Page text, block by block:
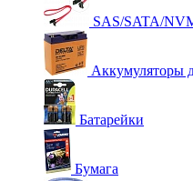
SAS/SATA/
Аккумуляторы
Батарейки
Бумага